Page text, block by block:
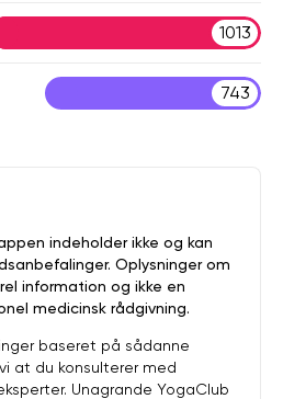
1013
743
indeholder ikke og kan
Oplysninger om
information og ikke en
medicinsk rådgivning.
baseret på sådanne
at du konsulterer med
Unagrande YogaClub